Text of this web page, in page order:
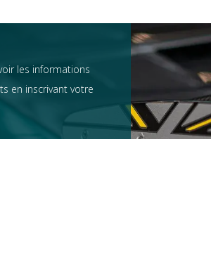
les informations
en inscrivant votre